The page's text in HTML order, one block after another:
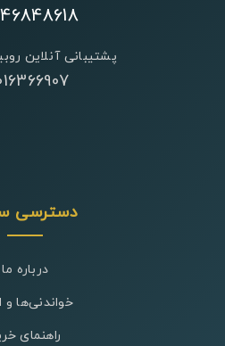
46848618
پشتیبانی آنلاین
دسترسی
درباره ما
خواندنی‌ها و
راهنمای